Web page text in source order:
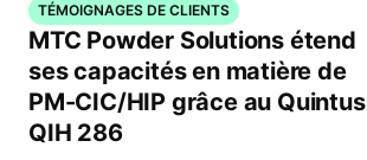
TÉMOIGNAGES DE CLIENTS
MTC Powder Solutions étend
ses capacités en matière de
PM-CIC/HIP grâce au Quintus
QIH 286